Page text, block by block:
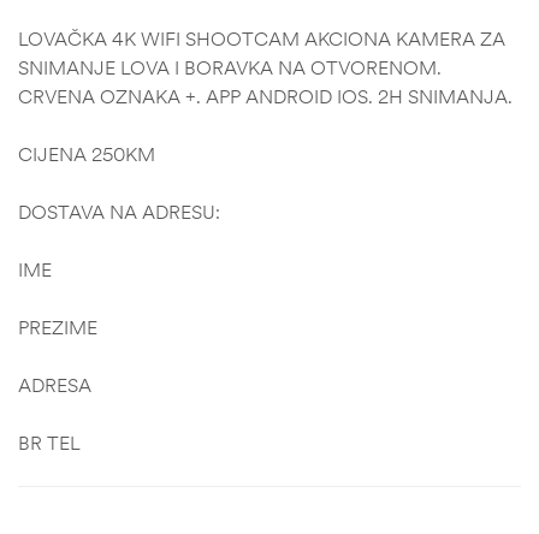
LOVAČKA 4K WIFI SHOOTCAM AKCIONA KAMERA ZA
SNIMANJE LOVA I BORAVKA NA OTVORENOM.
CRVENA OZNAKA +. APP ANDROID IOS. 2H SNIMANJA.
CIJENA 250KM
DOSTAVA NA ADRESU:
IME
PREZIME
ADRESA
BR TEL